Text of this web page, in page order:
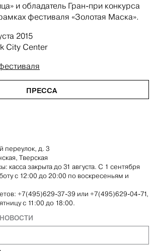
и обладатель Гран-при конкурса
фестиваля «Золотая Маска».
2015
City Center
ПРЕССА
переулок, д. 3
Тверская
касса закрыта до 31 августа. С 1 сентября
с 12:00 до 20:00 по воскресеньям и
+7(495)629-37-39 или +7(495)629-04-71,
с 11:00 до 18:00.